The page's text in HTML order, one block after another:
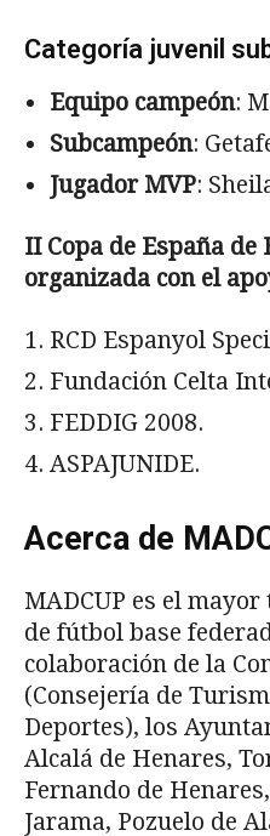
Categoría juvenil
Equipo campeón:
Subcampeón:
Jugador MVP:
II Copa de España
organizada con el
RCD Espanyol
Fundación Celta
FEDDIG 2008.
ASPAJUNIDE.
Acerca de
MADCUP es el
de fútbol base
colaboración de la
(Consejería de
Deportes), los
Alcalá de Henares,
Fernando de
Jarama, Pozuelo de